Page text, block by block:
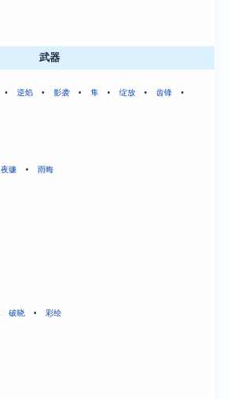
武器
• 逆焰 • 影袭 • 隼 • 绽放 • 齿锋
•
夜镰 • 雨晦
破晓 • 彩绘